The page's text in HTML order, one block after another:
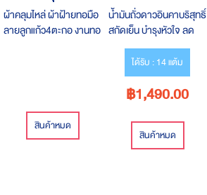
ผ้าคลุมไหล่ ผ้าฝ้ายทอมือ
ลายลูกแก้ว4ตะกอ งานทอ
สินค้าหมด
น้ำมันถั่วดาวอินคาบริสุทธิ์
สกัดเย็น บำรุงหัวใจ ลด
คอเลสเตอรอล คุณ
ประโยชน์ครบครัน
ได้รับ : 14 แต้ม
฿1,490.00
สินค้าหมด